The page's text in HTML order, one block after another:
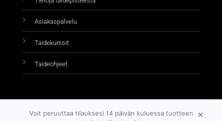
Asiakaspalvelu
Taidekurssit
Taideohjeet
Voit peruuttaa tilauksesi 14 päivän kuluessa tuotteen
×